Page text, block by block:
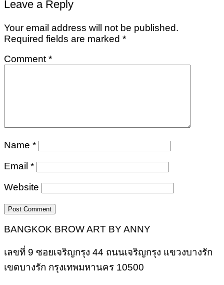
Leave a Reply
Your email address will not be published.
Required fields are marked *
Comment*
Name *
Email *
Website
BANGKOK BROW ART BY ANNY
เลขที่ 9 ซอยเจริญกรุง 44 ถนนเจริญกรุง แขวงบางรัก
เขตบางรัก กรุงเทพมหานคร 10500